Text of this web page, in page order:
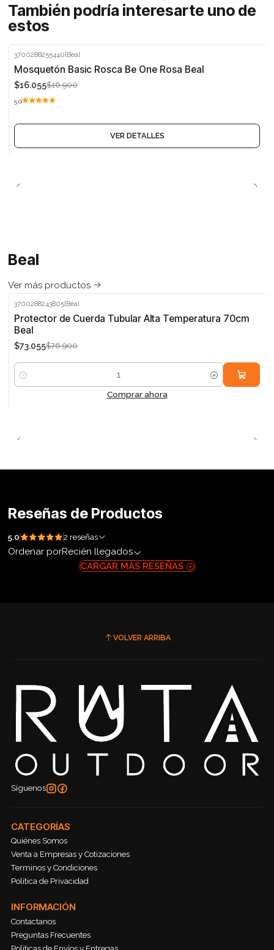
También podría interesarte uno de
estos
-5%
Agotado
3700288255440 Beal
Mosquetón Basic Rosca Be One Rosa Beal
$16.055$16.900
5.0
VER DETALLES
Beal
Ver más productos
-5%
3700288243805|Beal
Protector de Cuerda Tubular Alta Temperatura 70cm
Beal
$73.055$76.900
Cantidad
Comprar ahora
Reseñas de Productos
5.0 2 reseñas
Ordenar porRecién llegados
CARGAR MÁS RESEÑAS
VOLVER ARRIBA
Síguenos
CATEGORÍAS
Quiénes Somos
Venta a Empresas y Cotizaciones
Terminos y Condiciones
Política de Privacidad
INFORMACIÓN
Contactanos
Preguntas Frecuentes